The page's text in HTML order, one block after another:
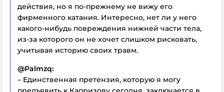
действия, но я по-прежнему не вижу его
фирменного катания. Интересно, нет ли у него
какого-нибудь повреждения нижней части тела,
из-за которого он не хочет слишком рисковать,
учитывая историю своих травм.
@Palmzq:
– Единственная претензия, которую я могу